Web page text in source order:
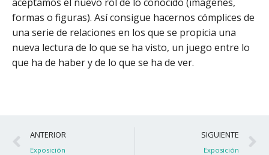
formas o figuras). Así consigue hacernos cómplices de
una serie de relaciones en los que se propicia una
nueva lectura de lo que se ha visto, un juego entre lo
que ha de haber y de lo que se ha de ver.
Ant
ANTERIOR
Exposición
SIGUIENTE
Exposición